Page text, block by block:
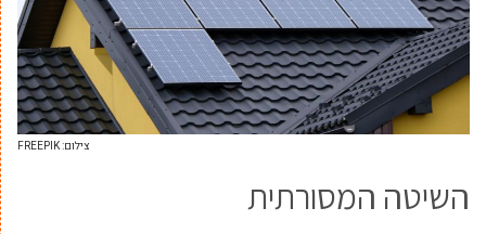
צילום: FREEPIK
השיטה המסורתית